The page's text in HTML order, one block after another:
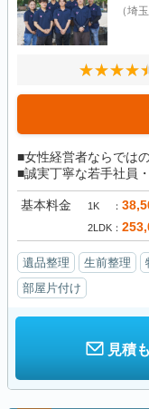
（埼
■女性経営者ならでは
■誠実丁寧な若手社員
基本料金 1K
2LDK
遺品整理 生前整理
部屋片付け
見積